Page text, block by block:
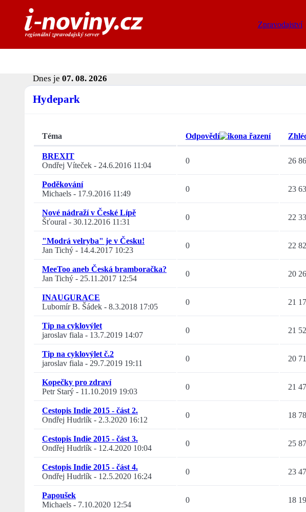
Zpravodajství
Dnes je 07. 08. 2026
Hydepark
Téma Odpovědí
BREXIT
Ondřej Víteček - 24.6.2016 11:04
0 26
Poděkování
Michaels - 17.9.2016 11:49
0 23
Nové nádraží v České Lípě
Šťoural - 30.12.2016 11:31
0 22
"Modrá velryba" je v Česku!
Jan Tichý - 14.4.2017 10:23
0 22
MeeToo aneb Česká bramboračka?
Jan Tichý - 25.11.2017 12:54
0 20
INAUGURACE
Lubomír B. Šádek - 8.3.2018 17:05
0 21
Tip na cyklovýlet
jaroslav fiala - 13.7.2019 14:07
0 21
Tip na cyklovýlet č.2
jaroslav fiala - 29.7.2019 19:11
0 20
Kopečky pro zdraví
Petr Starý - 11.10.2019 19:03
0 21
Cestopis Indie 2015 - část 2.
Ondřej Hudrlík - 2.3.2020 16:12
0 18
Cestopis Indie 2015 - část 3.
Ondřej Hudrlík - 12.4.2020 10:04
0 25
Cestopis Indie 2015 - část 4.
Ondřej Hudrlík - 12.5.2020 16:24
0 23
Papoušek
Michaels - 7.10.2020 12:54
0 18